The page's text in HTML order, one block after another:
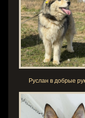
Руслан в добрые